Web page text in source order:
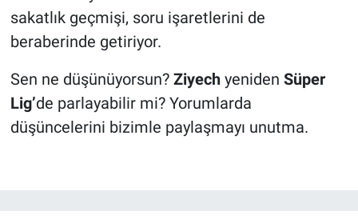
sakatlık geçmişi, soru işaretlerini de
beraberinde getiriyor.
Sen ne düşünüyorsun? Ziyechyeniden Süper
Lig’de parlayabilir mi? Yorumlarda
düşüncelerini bizimle paylaşmayı unutma.